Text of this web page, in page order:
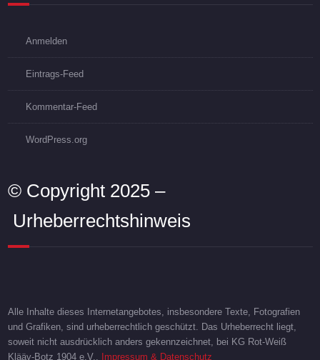
Anmelden
Eintrags-Feed
Kommentar-Feed
WordPress.org
© Copyright 2025 –
Urheberrechtshinweis
Alle Inhalte dieses Internetangebotes, insbesondere Texte, Fotografien
und Grafiken, sind urheberrechtlich geschützt. Das Urheberrecht liegt,
soweit nicht ausdrücklich anders gekennzeichnet, bei KG Rot-Weiß
Klääv-Botz 1904 e.V..
Impressum & Datenschutz